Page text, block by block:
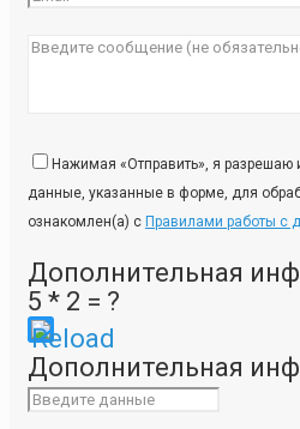
Нажимая «Отправить», я разрешаю
данные, указанные в форме, для
ознакомлен(а) с Правилами работы с
Дополнительная
5 * 2 = ?
Please
enter
Дополнительная